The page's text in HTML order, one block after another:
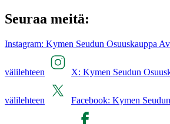
Seuraa meitä:
Instagram: Kymen Seudun Osuuskauppa
välilehteen X: Kymen Seudun
välilehteen Facebook: Kymen